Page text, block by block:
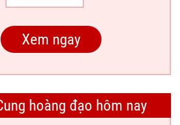
hoàng đạo hôm nay